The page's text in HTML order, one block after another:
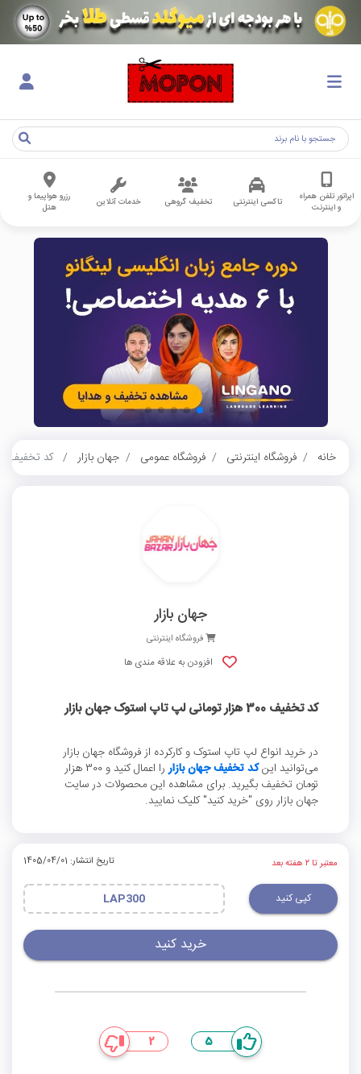
اپراتور تلفن همراه
و اینترنت
تاکسی اینترنتی تخفیف گروهی خدمات آنلاین
رزرو هواپیما و
هتل
خانه فروشگاه اینترنتی فروشگاه عمومی جهان بازار کد تخفیف 300 هزار تومانی لپ تاپ استوک جهان بازار
جهان بازار
فروشگاه اینترنتی
افزودن به علاقه مندی ها
کد تخفیف 300 هزار تومانی لپ تاپ استوک جهان بازار
در خرید انواع لپ تاپ استوک و کارکرده از فروشگاه جهان بازار
می‌توانید اینکد تخفیف جهان بازار
را اعمال کنید و 300 هزار
تومان تخفیف بگیرید. برای مشاهده این محصولات در سایت
جهان بازار روی "خرید کنید" کلیک نمایید.
معتبر تا ۲ هفته بعد تاریخ انتشار: 1405/04/01
کپی کنید LAP300
خرید کنید
5
2